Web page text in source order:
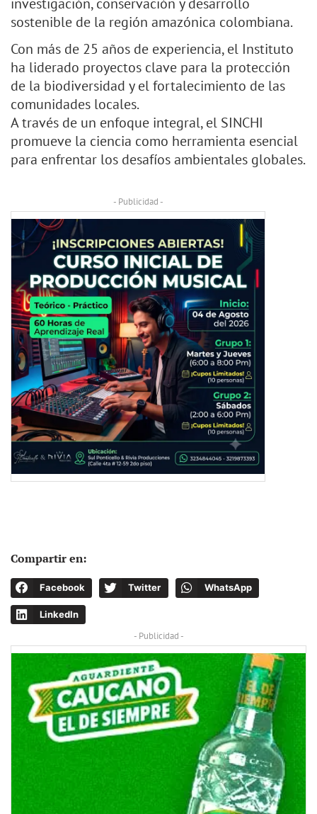
investigación, conservación y desarrollo
sostenible de la región amazónica colombiana.
Con más de 25 años de experiencia, el Instituto
ha liderado proyectos clave para la protección
de la biodiversidad y el fortalecimiento de las
comunidades locales.
A través de un enfoque integral, el SINCHI
promueve la ciencia como herramienta esencial
para enfrentar los desafíos ambientales globales.
- Publicidad -
Compartir en:
Facebook Twitter WhatsApp
LinkedIn
- Publicidad -